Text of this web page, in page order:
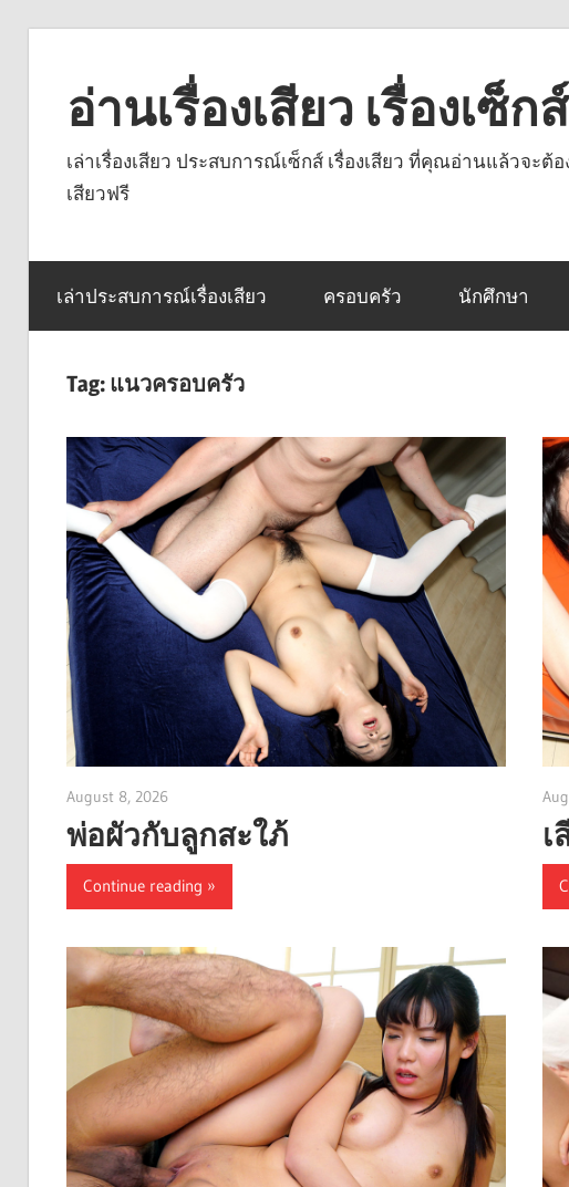
contentอ่านเรื่องเสียว เรื่องเซ็
เล่าเรื่องเสียว ประสบการณ์เซ็กส์ เรื่องเสียว ที่คุณอ่านแล้วจะ
เสียวฟรี
เล่าประสบการณ์เรื่องเสียว ครอบครัว นักศึกษา
Tag: แนวครอบครัว
August 8, 2026admin
พ่อผัวกับลูกสะใภ้
Continue reading
เ